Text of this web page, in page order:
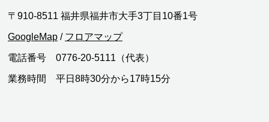
〒910-8511 福井県福井市大手3丁目10番1号
GoogleMap / フロアマップ
電話番号 0776-20-5111（代表）
業務時間 平日8時30分から17時15分